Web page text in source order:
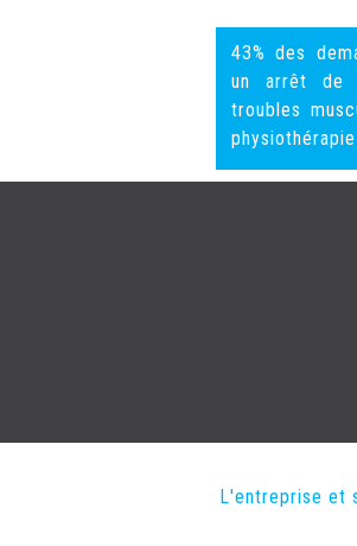
43% des
un arrêt de
troubles
L'entreprise et